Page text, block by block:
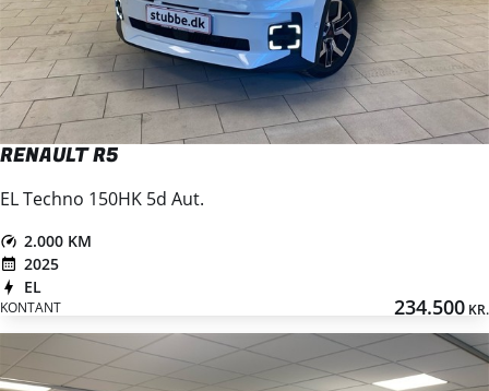
RENAULT R5
EL Techno 150HK 5d Aut.
2.000 KM
2025
EL
KONTANT 234.500 KR.